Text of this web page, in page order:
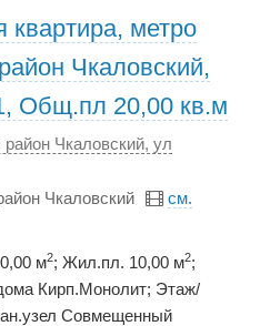
квартира, метро
Чкаловский,
Общ.пл 20,00 кв.м
район Чкаловский, ул
Чкаловский
см.
м2; Жил.пл. 10,00 м2;
Кирп.Монолит; Этаж/
Совмещенный